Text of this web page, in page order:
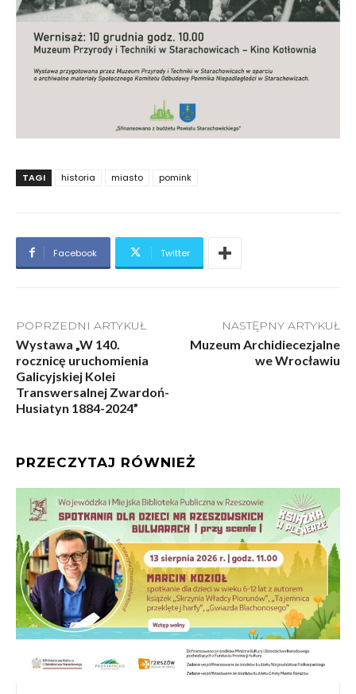
TAGI historia miasto pomink
Facebook Twitter
POPRZEDNI ARTYKUŁ
Wystawa „W 140.
rocznicę uruchomienia
Galicyjskiej Kolei
Transwersalnej Zwardoń-
Husiatyn 1884-2024”
NASTĘPNY ARTYKUŁ
Muzeum Archidiecezjalne
we Wrocławiu
PRZECZYTAJ RÓWNIEŻ